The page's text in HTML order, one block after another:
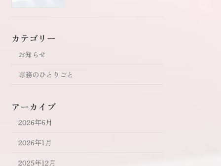
カテゴリー
お知らせ
専務のひとりごと
アーカイブ
2026年6月
2026年1月
2025年12月